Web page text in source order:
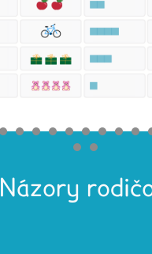
Názory